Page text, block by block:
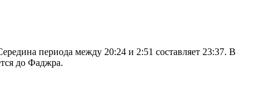
периода между 20:24 и 2:51 составляет 23:37. В
до Фаджра.